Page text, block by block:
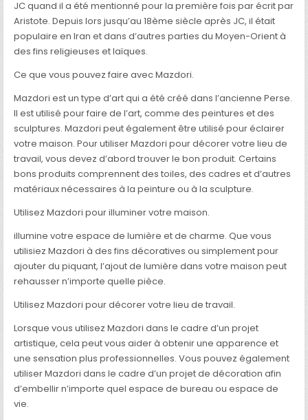
JC quand il a été mentionné pour la première fois par écrit par
Aristote. Depuis lors jusqu’au 18ème siècle après JC, il était
populaire en Iran et dans d’autres parties du Moyen-Orient à
des fins religieuses et laïques.
Ce que vous pouvez faire avec Mazdori.
Mazdori est un type d’art qui a été créé dans l’ancienne Perse.
Il est utilisé pour faire de l’art, comme des peintures et des
sculptures. Mazdori peut également être utilisé pour éclairer
votre maison. Pour utiliser Mazdori pour décorer votre lieu de
travail, vous devez d’abord trouver le bon produit. Certains
bons produits comprennent des toiles, des cadres et d’autres
matériaux nécessaires à la peinture ou à la sculpture.
Utilisez Mazdori pour illuminer votre maison.
illumine votre espace de lumière et de charme. Que vous
utilisiez Mazdori à des fins décoratives ou simplement pour
ajouter du piquant, l’ajout de lumière dans votre maison peut
rehausser n’importe quelle pièce.
Utilisez Mazdori pour décorer votre lieu de travail.
Lorsque vous utilisez Mazdori dans le cadre d’un projet
artistique, cela peut vous aider à obtenir une apparence et
une sensation plus professionnelles. Vous pouvez également
utiliser Mazdori dans le cadre d’un projet de décoration afin
d’embellir n’importe quel espace de bureau ou espace de
vie.